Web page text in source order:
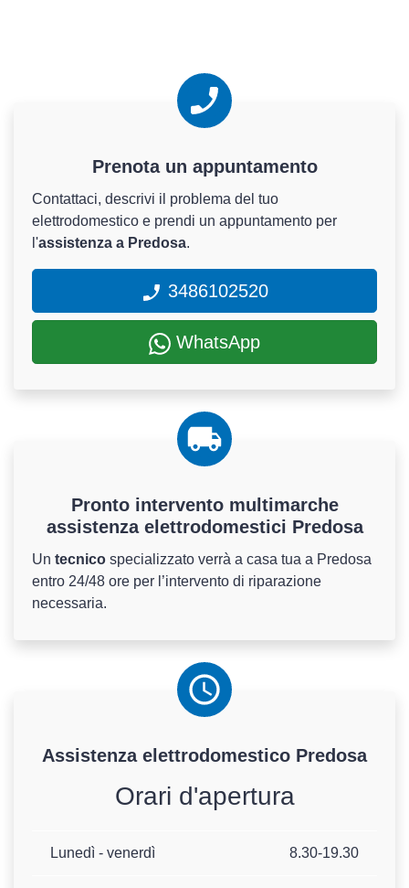
Prenota un appuntamento
Contattaci, descrivi il problema del tuo
elettrodomestico e prendi un appuntamento per
l'assistenza a Predosa.
3486102520
WhatsApp
Pronto intervento multimarche
assistenza elettrodomestici Predosa
Un tecnico specializzato verrà a casa tua a Predosa
entro 24/48 ore per l’intervento di riparazione
necessaria.
Assistenza elettrodomestico Predosa
Orari d'apertura
Lunedì - venerdì 8.30-19.30